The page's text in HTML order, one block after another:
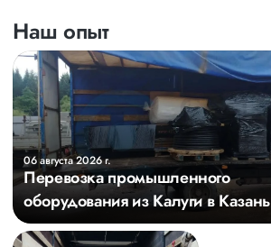
Наш опыт
06 августа 2026 г.
Перевозка промышленного
оборудования из Калуги в Казань